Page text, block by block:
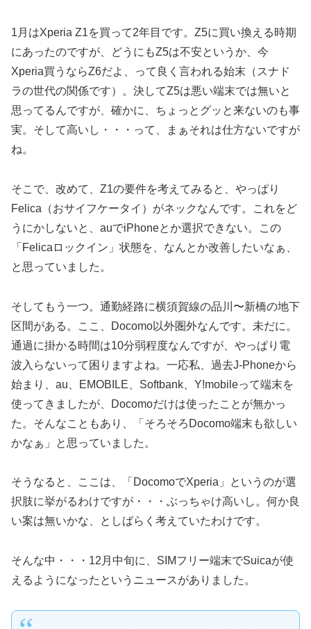
1月はXperia Z1を買って2年目です。Z5に買い換える時期
にあったのですが、どうにもZ5は不安というか、今
Xperia買うならZ6だよ、って良く言われる始末（スナド
ラの世代の関係です）。決してZ5は悪い端末では無いと
思ってるんですが、確かに、ちょっとグッと来ないのも事
実。そして高いし・・・って、まぁそれは仕方ないですが
ね。
そこで、改めて、Z1の要件を考えてみると、やっぱり
Felica（おサイフケータイ）がネックなんです。これをど
うにかしないと、auでiPhoneとか選択できない。この
「Felicaロックイン」状態を、なんとか改善したいなぁ、
と思っていました。
そしてもう一つ。通勤経路に横須賀線の品川〜新橋の地下
区間がある。ここ、Docomo以外圏外なんです。未だに。
通過に掛かる時間は10分弱程度なんですが、やっぱり電
波入らないって困りますよね。一応私、過去J-Phoneから
始まり、au、EMOBILE、Softbank、Y!mobileって端末を
使ってきましたが、Docomoだけは使ったことが無かっ
た。そんなこともあり、「そろそろDocomo端末も欲しい
かなぁ」と思っていました。
そうなると、ここは、「DocomoでXperia」というのが選
択肢に挙がるわけですが・・・ぶっちゃけ高いし。何か良
い案は無いかな、としばらく考えていたわけです。
そんな中・・・12月中旬に、SIMフリー端末でSuicaが使
えるようになったというニュースがありました。